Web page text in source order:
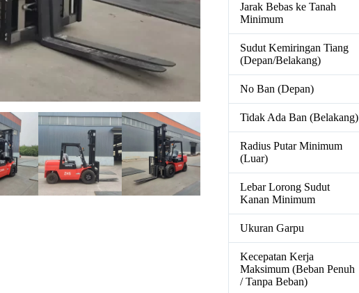
Jarak Bebas ke Tanah
Minimum
Sudut Kemiringan Tiang
(Depan/Belakang)
No Ban (Depan)
Tidak Ada Ban (Belakang)
Radius Putar Minimum
(Luar)
Lebar Lorong Sudut
Kanan Minimum
Ukuran Garpu
Kecepatan Kerja
Maksimum (Beban Penuh
/ Tanpa Beban)